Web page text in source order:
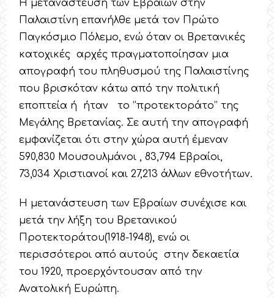
Η μετανάστευση των Εβραίων στην
Παλαιστίνη επανήλθε μετά τον Πρώτο
Παγκόσμιο Πόλεμο, ενώ όταν οι Βρετανικές
κατοχικές αρχές πραγματοποίησαν μια
απογραφή του πληθυσμού της Παλαιστίνης
που βρισκόταν κάτω από την πολιτική
εποπτεία ή ήταν το ‘’προτεκτοράτο’’ της
Μεγάλης Βρετανίας. Σε αυτή την απογραφή
εμφανίζεται ότι στην χώρα αυτή έμεναν
590,830 Μουσουλμάνοι , 83,794 Εβραίοι,
73,034 Χριστιανοί και 27,213 άλλων εθνοτήτων.
Η μετανάστευση των Εβραίων συνέχισε και
μετά την λήξη του Βρετανικού
Προτεκτοράτου(1918-1948), ενώ οι
περισσότεροι από αυτούς στην δεκαετία
του 1920, προερχόντουσαν από την
Ανατολική Ευρώπη.